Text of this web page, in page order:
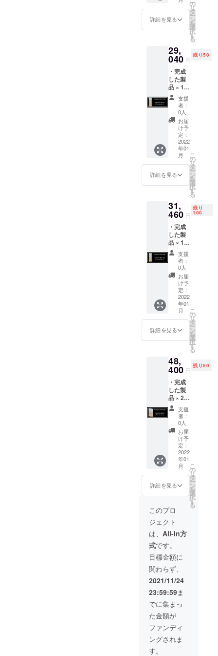
ジュ ・
サイ
ズ：70
商品代
金には
消費税
が含ま
れてい
ます。
※送料込
ザイ
ン・仕
様は変
更にな
る可能
性もご
ざいま
す。ご
了承く
状況、
使用部
材の供
給状
況、製
造工程
上の都
合等に
より出
荷時期
が遅れ
る場合
があり
ます
45％OF
F＝
26,620
円】
ポータ
ウン
マット
・中素
材：
アップ
サイク
ルダウ
ン1200
ｇ ・側
生地：
綿100％
・カ
ラー：
ベー
ジュ ・
サイ
ズ：70
商品代
金には
消費税
が含ま
れてい
ます。
※送料込
ザイ
ン・仕
様は変
更にな
る可能
性もご
ざいま
す。ご
了承く
状況、
使用部
材の供
給状
況、製
造工程
上の都
合等に
より出
荷時期
が遅れ
る場合
があり
ます
詳細を見る
の
リ
タ
ー
ン
を
選
択
す
る
29,
040 円
残り50
・完成
した製
品 × 1
点 ア
ウトド
アダウ
ンマッ
ト 【定
48,400
円の
40％OF
F＝
29,040
円】
ポータ
ウン
マット
・中素
材：
アップ
サイク
ルダウ
ン1200
ｇ ・側
生地：
綿100％
・カ
ラー：
ベー
ジュ ・
サイ
ズ：70
商品代
金には
消費税
が含ま
れてい
ます。
※送料込
ザイ
ン・仕
様は変
更にな
る可能
性もご
ざいま
す。ご
了承く
ご注文
使用部
材の供
況、製
造工程
上の都
合等に
より出
が遅れ
る場合
があり
ます
支援
者：
0人
お届
け予
定：
2022
年01
月
詳細を見る
こ
の
リ
タ
ー
ン
を
選
択
す
る
31,
460 円
残り
100
・完成
した製
品 × 1
点 ア
ウトド
アダウ
ンマッ
ト 【定
48,400
円の
35％OF
F＝
31,460
円】
ポータ
ウン
マット
・中素
材：
アップ
サイク
ルダウ
ン1200
ｇ ・側
生地：
綿100％
・カ
ラー：
ベー
ジュ ・
サイ
ズ：70
ｍ ※
商品代
金には
消費税
が含ま
れてい
ます。
※送料込
み ※デ
ザイ
ン・仕
様は変
更にな
る可能
性もご
ざいま
す。ご
了承く
支援
者：
0人
お届
け予
定：
2022
年01
月
詳細を見る
こ
の
リ
タ
ー
ン
を
選
択
す
る
48,
400 円
残り50
・完成
した製
品 × 2
点 ア
ウトド
アダウ
ンマッ
ト 【定
96,800
円の
50％OF
F＝
48,400
円】
ポータ
ブルダ
ウン
マット
・中素
材：
アップ
サイク
ルダウ
ン1200
ｇ ・側
生地：
綿100％
・カ
ラー：
ベー
ジュ ・
サイ
ズ：70
支援
者：
0人
お届
け予
定：
2022
年01
月
詳細を見る
こ
の
リ
タ
ー
ン
を
選
択
す
る
このプロ
ジェクト
は、 All-In方
式です。
目標金額に
関わらず、
2021/11/24
23:59:59ま
でに集まっ
た金額が
ファンディ
ングされま
す。